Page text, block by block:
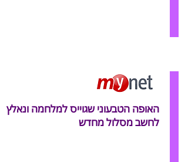
האופה הטבעוני שגוייס למלחמה ונאלץ
לחשב מסלול מחדש